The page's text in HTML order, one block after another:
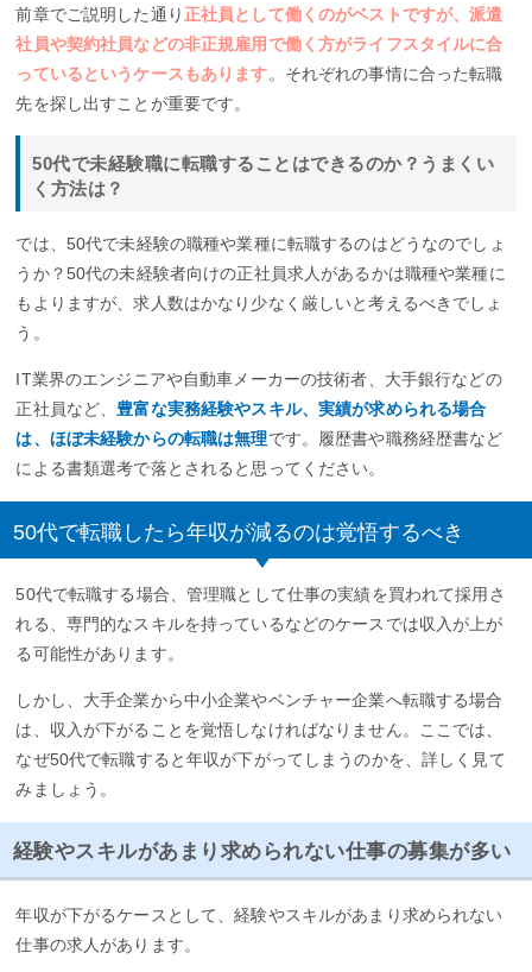
前章でご説明した通り正社員として働くのがベストですが、派遣
社員や契約社員などの非正規雇用で働く方がライフスタイルに合
っているというケースもあります。それぞれの事情に合った転職
先を探し出すことが重要です。
50代で未経験職に転職することはできるのか？うまくい
く方法は？
では、50代で未経験の職種や業種に転職するのはどうなのでしょ
うか？50代の未経験者向けの正社員求人があるかは職種や業種に
もよりますが、求人数はかなり少なく厳しいと考えるべきでしょ
う。
IT業界のエンジニアや自動車メーカーの技術者、大手銀行などの
正社員など、豊富な実務経験やスキル、実績が求められる場合
は、ほぼ未経験からの転職は無理です。履歴書や職務経歴書など
による書類選考で落とされると思ってください。
50代で転職したら年収が減るのは覚悟するべき
50代で転職する場合、管理職として仕事の実績を買われて採用さ
れる、専門的なスキルを持っているなどのケースでは収入が上が
る可能性があります。
しかし、大手企業から中小企業やベンチャー企業へ転職する場合
は、収入が下がることを覚悟しなければなりません。ここでは、
なぜ50代で転職すると年収が下がってしまうのかを、詳しく見て
みましょう。
経験やスキルがあまり求められない仕事の募集が多い
年収が下がるケースとして、経験やスキルがあまり求められない
仕事の求人があります。